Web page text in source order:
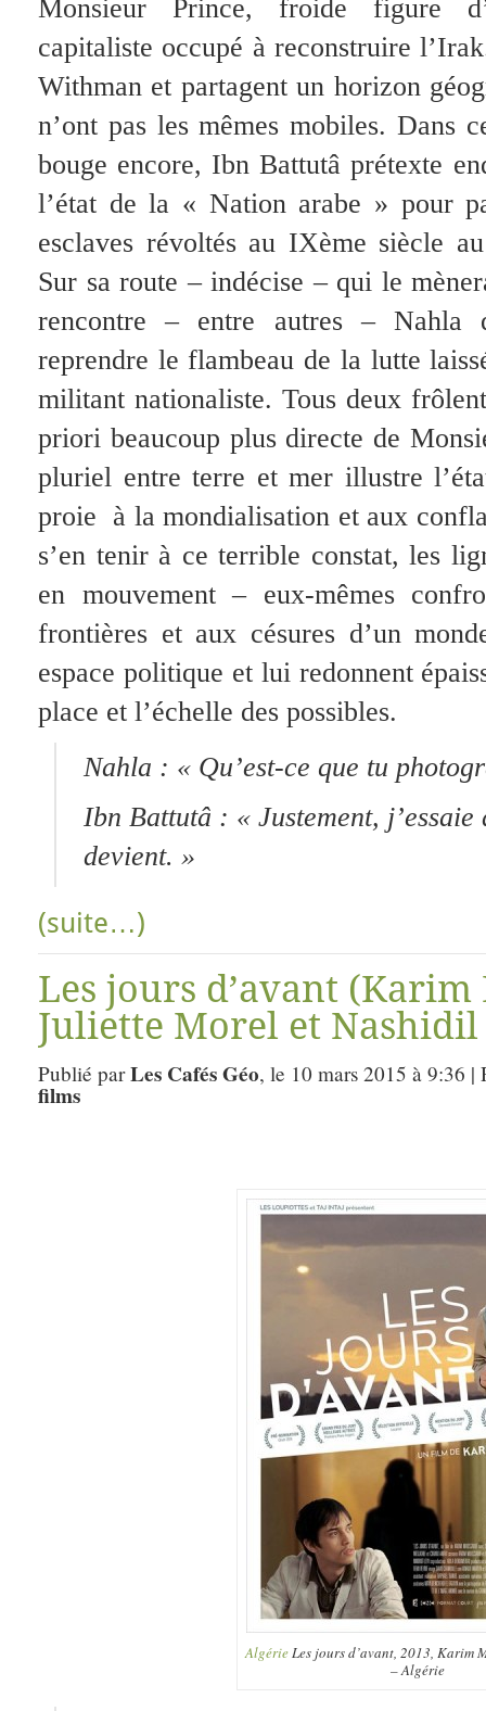
Monsieur Prince, froide figure
capitaliste occupé à reconstruire
Withman et partagent un horizon
n’ont pas les mêmes mobiles. Dans
bouge encore, Ibn Battutâ prétexte
l’état de la « Nation arabe » pour
esclaves révoltés au IXème siècle
Sur sa route – indécise – qui le
rencontre – entre autres –
reprendre le flambeau de la lutte
militant nationaliste. Tous deux
priori beaucoup plus directe de
pluriel entre terre et mer illustre
proie à la mondialisation et aux
s’en tenir à ce terrible constat, les
en mouvement – eux-mêmes
frontières et aux césures d’un
espace politique et lui redonnent
place et l’échelle des possibles.
Nahla : « Qu’est-ce que tu
Ibn Battutâ : « Justement,
devient. »
(suite…)
Les jours d’avant (Karim
Juliette Morel et
Publié parLes Cafés Géo, le 10 mars 2015 à 9:36
films
AlgérieLes jours d’avant, 2013, Karim
– Algérie